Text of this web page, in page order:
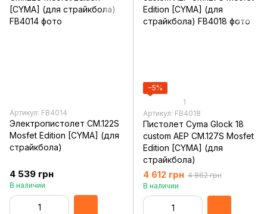
Артикул: FB4014
Электропистолет CM.122S
Mosfet Edition [CYMA] (для
страйкбола)
4 539 грн
В наличии
−5%
1
Артикул: FB4018
Пистолет Cyma Glock 18
custom AEP CM.127S Mosfet
Edition [CYMA] (для
страйкбола)
4 612 грн 4 862 грн
В наличии